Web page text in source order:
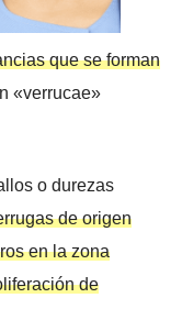
que se forman
«verrucae»
o durezas
de origen
en la zona
de